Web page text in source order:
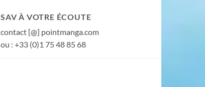
SAV À VOTRE ÉCOUTE
contact [@] pointmanga.com
ou : +33 (0)1 75 48 85 68